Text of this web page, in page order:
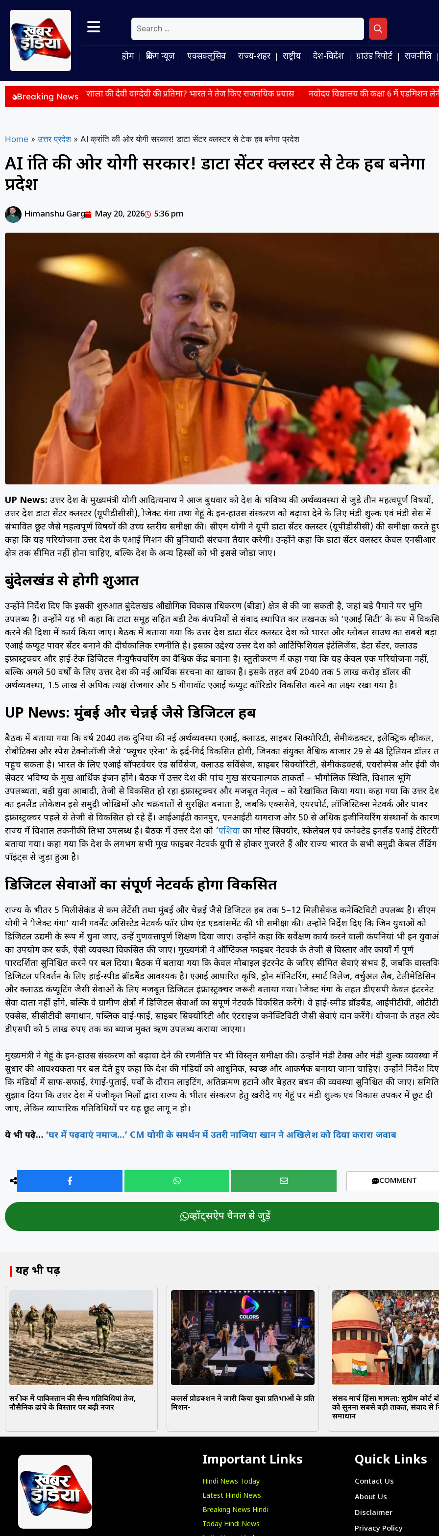
होम ब्रेकिंग न्यूज़ एक्सक्लूसिव राज्य-शहर राष्ट्रीय देश-विदेश ग्राउंड रिपोर्ट राजनीति
Breaking News
लौटेगी भोजशाला की देवी वाग्देवी की प्रतिमा? भारत ने तेज किए राजनयिक प्रयास नवोदय विद्यालय की कक्षा 6 में एडमिशन लेने का मौका,
Home » उत्तर प्रदेश » AI क्रांति की ओर योगी सरकार! डाटा सेंटर क्लस्टर से टेक हब बनेगा प्रदेश
AI क्रांति की ओर योगी सरकार! डाटा सेंटर क्लस्टर से टेक हब बनेगा
प्रदेश
Himanshu Garg May 20, 2026 5:36 pm
UP News: उत्तर प्रदेश के मुख्यमंत्री योगी आदित्यनाथ ने आज बुधवार को प्रदेश के भविष्य की अर्थव्यवस्था से जुड़े तीन महत्वपूर्ण विषयों,
उत्तर प्रदेश डाटा सेंटर क्लस्टर (यूपीडीसीसी), प्रोजेक्ट गंगा तथा गेहूं के इन-हाउस प्रसंस्करण को बढ़ावा देने के लिए मंडी शुल्क एवं मंडी सेस में
संभावित छूट जैसे महत्वपूर्ण विषयों की उच्च स्तरीय समीक्षा की। सीएम योगी ने यूपी डाटा सेंटर क्लस्टर (यूपीडीसीसी) की समीक्षा करते
कहा कि यह परियोजना उत्तर प्रदेश के एआई मिशन की बुनियादी संरचना तैयार करेगी। उन्होंने कहा कि डाटा सेंटर क्लस्टर केवल एनसीआर
क्षेत्र तक सीमित नहीं होना चाहिए, बल्कि प्रदेश के अन्य हिस्सों को भी इससे जोड़ा जाए।
बुंदेलखंड से होगी शुरुआत
उन्होंने निर्देश दिए कि इसकी शुरुआत बुंदेलखंड औद्योगिक विकास प्राधिकरण (बीडा) क्षेत्र से की जा सकती है, जहां बड़े पैमाने पर भूमि
उपलब्ध है। उन्होंने यह भी कहा कि टाटा समूह सहित बड़ी टेक कंपनियों से संवाद स्थापित कर लखनऊ को ‘एआई सिटी’ के रूप में
करने की दिशा में कार्य किया जाए। बैठक में बताया गया कि उत्तर प्रदेश डाटा सेंटर क्लस्टर प्रदेश को भारत और ग्लोबल साउथ का सबसे बड़ा
एआई कंप्यूट पावर सेंटर बनाने की दीर्घकालिक रणनीति है। इसका उद्देश्य उत्तर प्रदेश को आर्टिफिशियल इंटेलिजेंस, डेटा सेंटर, क्लाउड
इंफ्रास्ट्रक्चर और हाई-टेक डिजिटल मैन्युफैक्चरिंग का वैश्विक केंद्र बनाना है। प्रस्तुतीकरण में कहा गया कि यह केवल एक परियोजना नहीं,
बल्कि अगले 50 वर्षों के लिए उत्तर प्रदेश की नई आर्थिक संरचना का खाका है। इसके तहत वर्ष 2040 तक 5 लाख करोड़ डॉलर की
अर्थव्यवस्था, 1.5 लाख से अधिक प्रत्यक्ष रोजगार और 5 गीगावॉट एआई कंप्यूट कॉरिडोर विकसित करने का लक्ष्य रखा गया है।
UP News: मुंबई और चेन्नई जैसे डिजिटल हब
बैठक में बताया गया कि वर्ष 2040 तक दुनिया की नई अर्थव्यवस्था एआई, क्लाउड, साइबर सिक्योरिटी, सेमीकंडक्टर, इलेक्ट्रिक व्हीकल,
रोबोटिक्स और स्पेस टेक्नोलॉजी जैसे ‘फ्यूचर एरेना’ के इर्द-गिर्द विकसित होगी, जिनका संयुक्त वैश्विक बाजार 29 से 48 ट्रिलियन डॉलर
पहुंच सकता है। भारत के लिए एआई सॉफ्टवेयर एंड सर्विसेज, क्लाउड सर्विसेज, साइबर सिक्योरिटी, सेमीकंडक्टर्स, एयरोस्पेस और ईवी
सेक्टर भविष्य के प्रमुख आर्थिक इंजन होंगे। बैठक में उत्तर प्रदेश की पांच प्रमुख संरचनात्मक ताकतों – भौगोलिक स्थिति, विशाल भूमि
उपलब्धता, बड़ी युवा आबादी, तेजी से विकसित हो रहा इंफ्रास्ट्रक्चर और मजबूत नेतृत्व – को रेखांकित किया गया। कहा गया कि उत्तर
का इनलैंड लोकेशन इसे समुद्री जोखिमों और चक्रवातों से सुरक्षित बनाता है, जबकि एक्सप्रेसवे, एयरपोर्ट, लॉजिस्टिक्स नेटवर्क और पावर
इंफ्रास्ट्रक्चर पहले से तेजी से विकसित हो रहे हैं। आईआईटी कानपुर, एनआईटी प्रयागराज और 50 से अधिक इंजीनियरिंग संस्थानों के कारण
राज्य में विशाल तकनीकी प्रतिभा उपलब्ध है। बैठक में उत्तर प्रदेश को ‘एशिया का मोस्ट सिक्योर, स्केलेबल एवं कनेक्टेड इनलैंड एआई
बताया गया। कहा गया कि देश के लगभग सभी प्रमुख फाइबर नेटवर्क यूपी से होकर गुजरते हैं और राज्य भारत के सभी समुद्री केबल लैंडिंग
पॉइंट्स से जुड़ा हुआ है।
डिजिटल सेवाओं का संपूर्ण नेटवर्क होगा विकसित
राज्य के भीतर 5 मिलीसेकंड से कम लेटेंसी तथा मुंबई और चेन्नई जैसे डिजिटल हब तक 5–12 मिलीसेकंड कनेक्टिविटी उपलब्ध है। सीएम
योगी ने ‘प्रोजेक्ट गंगा’ यानी गवर्नेंट असिस्टेड नेटवर्क फॉर ग्रोथ एंड एडवांसमेंट की भी समीक्षा की। उन्होंने निर्देश दिए कि जिन युवाओं को
डिजिटल उद्यमी के रूप में चुना जाए, उन्हें गुणवत्तापूर्ण प्रशिक्षण दिया जाए। उन्होंने कहा कि सर्वेक्षण कार्य करने वाली कंपनियां भी इन
का उपयोग कर सकें, ऐसी व्यवस्था विकसित की जाए। मुख्यमंत्री ने ऑप्टिकल फाइबर नेटवर्क के तेजी से विस्तार और कार्यों में पूर्ण
पारदर्शिता सुनिश्चित करने पर बल दिया। बैठक में बताया गया कि केवल मोबाइल इंटरनेट के जरिए सीमित सेवाएं संभव हैं, जबकि
डिजिटल परिवर्तन के लिए हाई-स्पीड ब्रॉडबैंड आवश्यक है। एआई आधारित कृषि, ड्रोन मॉनिटरिंग, स्मार्ट विलेज, वर्चुअल लैब, टेलीमेडिसिन
और क्लाउड कंप्यूटिंग जैसी सेवाओं के लिए मजबूत डिजिटल इंफ्रास्ट्रक्चर जरूरी बताया गया। प्रोजेक्ट गंगा के तहत डीएसपी केवल इंटरनेट
सेवा प्रदाता नहीं होंगे, बल्कि वे ग्रामीण क्षेत्रों में डिजिटल सेवाओं का संपूर्ण नेटवर्क विकसित करेंगे। वे हाई-स्पीड ब्रॉडबैंड, आईपीटीवी, ओटीटी
एक्सेस, सीसीटीवी समाधान, पब्लिक वाई-फाई, साइबर सिक्योरिटी और एंटरप्राइज कनेक्टिविटी जैसी सेवाएं प्रदान करेंगे। योजना के तहत
डीएसपी को 5 लाख रुपए तक का ब्याज मुक्त ऋण उपलब्ध कराया जाएगा।
मुख्यमंत्री ने गेहूं के इन-हाउस प्रसंस्करण को बढ़ावा देने की रणनीति पर भी विस्तृत समीक्षा की। उन्होंने मंडी टैक्स और मंडी शुल्क व्यवस्था में
सुधार की आवश्यकता पर बल देते हुए कहा कि प्रदेश की मंडियों को आधुनिक, स्वच्छ और आकर्षक बनाया जाना चाहिए। उन्होंने निर्देश दिए
कि मंडियों में साफ-सफाई, रंगाई-पुताई, पर्वों के दौरान लाइटिंग, अतिक्रमण हटाने और बेहतर प्रबंधन की व्यवस्था सुनिश्चित की जाए।
सुझाव दिया कि उत्तर प्रदेश में पंजीकृत मिलों द्वारा राज्य के भीतर प्रसंस्करण हेतु खरीदे गए गेहूं पर मंडी शुल्क एवं विकास उपकर में छूट दी
जाए, लेकिन व्यापारिक गतिविधियों पर यह छूट लागू न हो।
ये भी पढ़े… ‘घर में पढ़वाएं नमाज…’ CM योगी के समर्थन में उतरी नाजिया खान ने अखिलेश को दिया करारा जवाब
COMMENT
व्हॉट्सऐप चैनल से जुड़ें
यह भी पढ़ें
सर क्रीक में पाकिस्तान की सैन्य गतिविधियां तेज,
नौसैनिक ढांचे के विस्तार पर बढ़ी नजर
कलर्स प्रोडक्शन ने जारी किया युवा प्रतिभाओं के प्रति
मिशन-
संसद मार्च हिंसा मामला: सुप्रीम कोर्ट
को सुनना सबसे बड़ी ताकत, संवाद से
समाधान
Important Links
Hindi News Today
Latest Hindi News
Breaking News Hindi
Today Hindi News
Quick Links
Contact Us
About Us
Disclaimer
Privacy Policy